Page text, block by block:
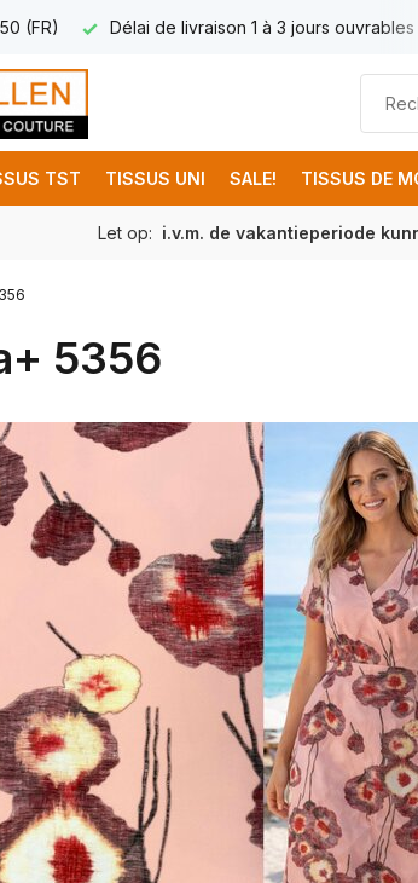
(FR) Délai de livraison 1 à 3 jours ouvrables
TST TISSUS UNI SALE! TISSUS DE
Let op: i.v.m. de vakantieperiode
5356